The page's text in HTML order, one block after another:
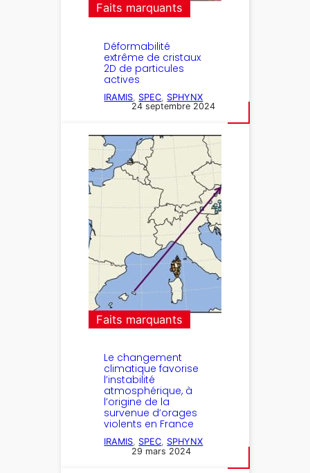
Faits marquants
Déformabilité
extrême de cristaux
2D de particules
actives
IRAMIS SPEC SPHYNX
24 septembre 2024
Faits marquants
Le changement
climatique favorise
l’instabilité
atmosphérique, à
l’origine de la
survenue d’orages
violents en France
IRAMIS SPEC SPHYNX
29 mars 2024